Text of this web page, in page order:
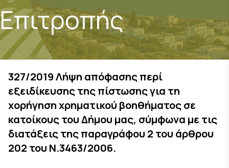
Επιτροπής
327/2019 Λήψη απόφασης περί
εξειδίκευσης της πίστωσης για τη
χορήγηση χρηματικού βοηθήματος σε
κατοίκους του Δήμου μας, σύμφωνα με τις
διατάξεις της παραγράφου 2 του άρθρου
202 του Ν.3463/2006.